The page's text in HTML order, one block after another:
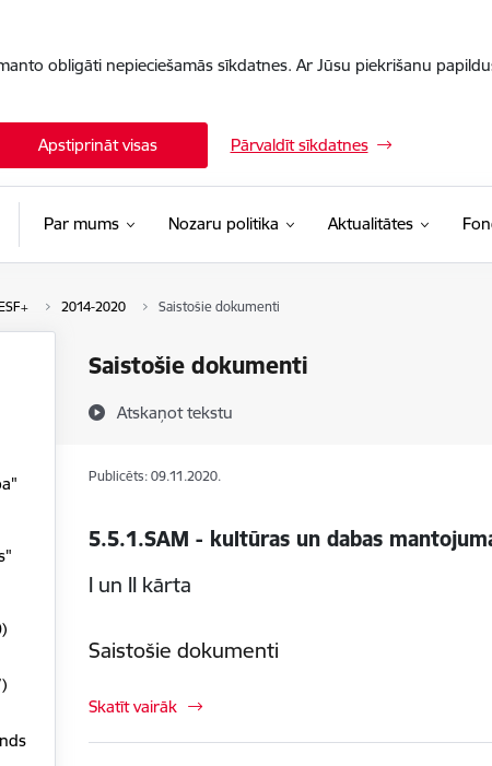
obligāti nepieciešamās sīkdatnes. Ar Jūsu piekrišanu
Apstiprināt visas Pārvaldīt sīkdatnes
Par mums Nozaru politika Aktualitātes
2014-2020 Saistošie dokumenti
Saistošie dokumenti
Atskaņot tekstu
Publicēts: 09.11.2020.
5.5.1.SAM - kultūras un dabas
I un II kārta
Saistošie dokumenti
Skatīt vairāk